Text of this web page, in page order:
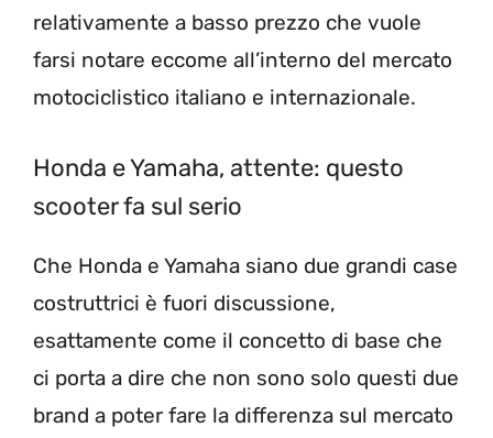
relativamente a basso prezzo che vuole
farsi notare eccome all’interno del mercato
motociclistico italiano e internazionale.
Honda e Yamaha, attente: questo
scooter fa sul serio
Che Honda e Yamaha siano due grandi case
costruttrici è fuori discussione,
esattamente come il concetto di base che
ci porta a dire che non sono solo questi due
brand a poter fare la differenza sul mercato